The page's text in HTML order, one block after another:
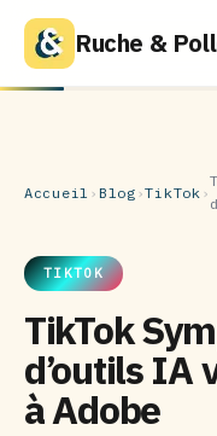
Ruche &
Accueil › Blog ›TikTok ›
TIKTOK
TikTok
d’outils IA
à Adobe